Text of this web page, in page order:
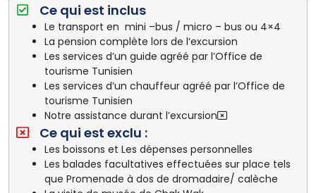
Ce qui est inclus
Le transport en mini –bus / micro – bus ou 4×4
La pension complète lors de l’excursion
Les services d’un guide agréé par l’Office de
tourisme Tunisien
Les services d’un chauffeur agréé par l’Office de
tourisme Tunisien
Notre assistance durant l’excursion
Ce qui est exclu :
Les boissons et Les dépenses personnelles
Les balades facultatives effectuées sur place tels
que Promenade à dos de dromadaire/ calèche